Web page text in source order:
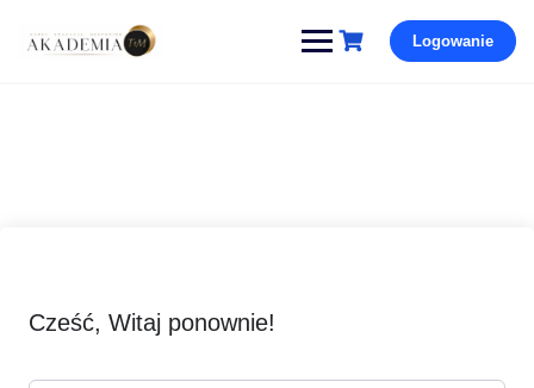
Logowanie
Cześć, Witaj ponownie!